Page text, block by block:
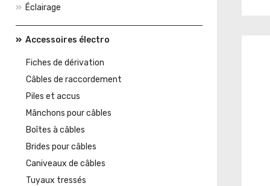
Éclairage
Accessoires électro
Fiches de dérivation
Câbles de raccordement
Piles et accus
Mânchons pour câbles
Boîtes à câbles
Brides pour câbles
Caniveaux de câbles
Tuyaux tressés